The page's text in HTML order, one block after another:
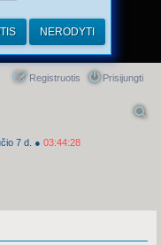
Prisijungti
Registruotis
7 d. ● 03:44:28
NERODYTI